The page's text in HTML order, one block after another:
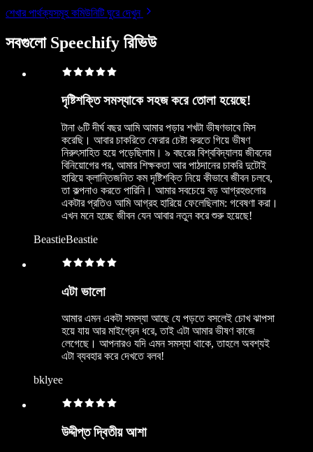
শেখার পার্থক্যসমূহ কমিউনিটি ঘুরে দেখুন
সবগুলো Speechify রিভিউ
দৃষ্টিশক্তি সমস্যাকে সহজ করে তোলা হয়েছে!
টানা ৬টি দীর্ঘ বছর আমি আমার পড়ার শখটা ভীষণভাবে মিস
করেছি। আবার চাকরিতে ফেরার চেষ্টা করতে গিয়ে ভীষণ
নিরুৎসাহিত হয়ে পড়েছিলাম। ৯ বছরের বিশ্ববিদ্যালয় জীবনের
বিনিয়োগের পর, আমার শিক্ষকতা আর পাঠদানের চাকরি দুটোই
হারিয়ে ক্লান্তিজনিত কম দৃষ্টিশক্তি নিয়ে কীভাবে জীবন চলবে,
তা কল্পনাও করতে পারিনি। আমার সবচেয়ে বড় আগ্রহগুলোর
একটার প্রতিও আমি আগ্রহ হারিয়ে ফেলেছিলাম: গবেষণা করা।
এখন মনে হচ্ছে জীবন যেন আবার নতুন করে শুরু হয়েছে!
BeastieBeastie
এটা ভালো
আমার এমন একটা সমস্যা আছে যে পড়তে বসলেই চোখ ঝাপসা
হয়ে যায় আর মাইগ্রেন ধরে, তাই এটা আমার ভীষণ কাজে
লেগেছে। আপনারও যদি এমন সমস্যা থাকে, তাহলে অবশ্যই
এটা ব্যবহার করে দেখতে বলব!
bklyee
উদ্দীপ্ত দ্বিতীয় আশা